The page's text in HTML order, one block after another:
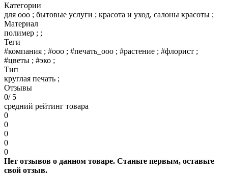
Категории
для ооо ; бытовые услуги ; красота и уход, салоны красоты ;
Материал
полимер ; ;
Теги
#компания ; #ооо ; #печать_ооо ; #растение ; #флорист ;
#цветы ; #эко ;
Тип
круглая печать ;
Отзывы
0/ 5
средний рейтинг товара
0
0
0
0
0
Нет отзывов о данном товаре. Станьте первым, оставьте
свой отзыв.